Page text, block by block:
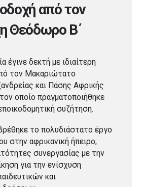
από τον
Θεόδωρο Β΄
έγινε δεκτή με ιδιαίτερη
τον Μακαριώτατο
και Πάσης Αφρικής
οποίο πραγματοποιήθηκε
συζήτηση.
το πολυδιάστατο έργο
στην αφρικανική ήπειρο,
συνεργασίας με την
για την ενίσχυση
και